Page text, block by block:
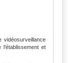
vidéosurveillance
et